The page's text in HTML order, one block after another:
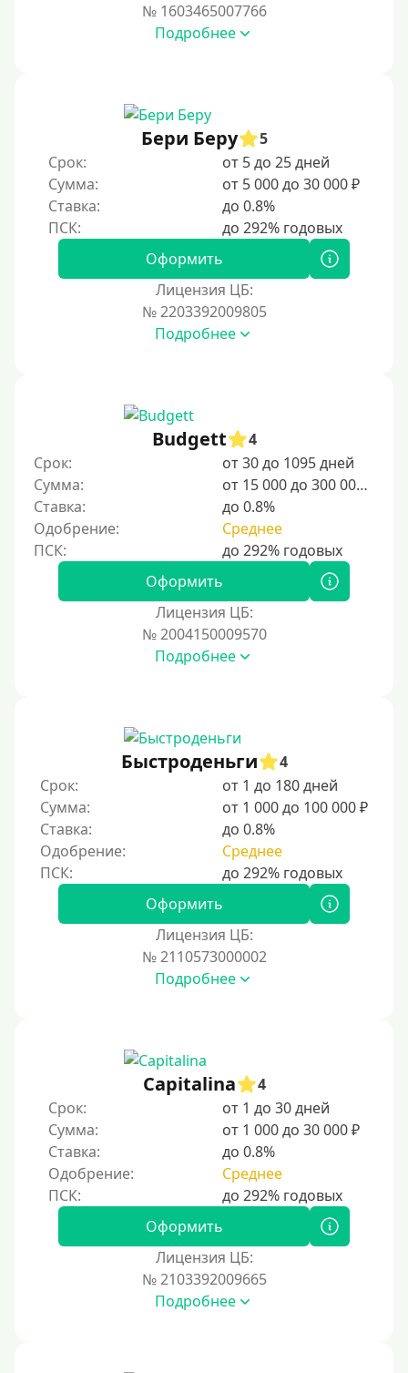
Несовершеннолетним
Без прописки
Без регистрации
С временной регистрацией
Без подтверждения личности
Пенсионерам до 70 лет
Пенсионерам до 85 лет
Безработным
Даже бомжам
Без указания места работы
Для иностранных граждан
Для иностранных граждан Украины
Для иностранных граждан Казахстана
Для иностранных граждан Кыргызстана
Для иностранных граждан Таджикистана
Для иностранных граждан Узбекистана
Для граждан СНГ
Сумма (рублей)
100 руб
300 руб
2500 руб
3000 руб
4000 руб
5000 руб
7000 руб
№ 1603465007766
Подробнее
Бери Беру
5
Срок:
от 5 до 25 дней
Сумма:
от 5 000 до 30 000 ₽
Ставка:
до 0.8%
Оформить
Лицензия ЦБ:
№ 2203392009805
Подробнее
Budgett
4
Срок:
от 30 до 1095 дней
Сумма:
от 15 000 до 300 000 ₽
Ставка:
до 0.8%
Одобрение:
Среднее
Оформить
Лицензия ЦБ:
№ 2004150009570
Подробнее
Быстроденьги
4
Срок:
от 1 до 180 дней
Сумма:
от 1 000 до 100 000 ₽
Ставка:
до 0.8%
Одобрение:
Среднее
Оформить
Лицензия ЦБ:
№ 2110573000002
Подробнее
Capitalina
4
Срок:
от 1 до 30 дней
Сумма:
от 1 000 до 30 000 ₽
Ставка:
до 0.8%
Одобрение:
Среднее
Оформить
Лицензия ЦБ:
№ 2103392009665
Подробнее